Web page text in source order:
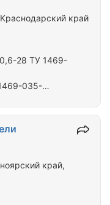
0,76-5DN-
28 ТУ 1469-
035-
035-
035-
край
край,